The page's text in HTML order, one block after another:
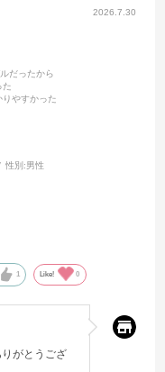
2026.7.30
だったから
やすかった
性別:男性
1 Like! 0
がとうござ